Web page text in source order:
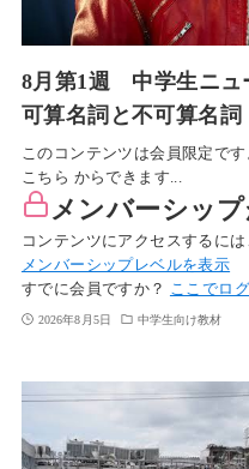
8月第1週 中学生ニ
可算名詞と不可算名詞
このコンテンツは会員限定で
こちら からできます...
メンバーシッ
コンテンツにアクセスするに
メンバーシップレベルを表示
すでに会員ですか？ ここでロ
2026年8月5日 中学生向け教材